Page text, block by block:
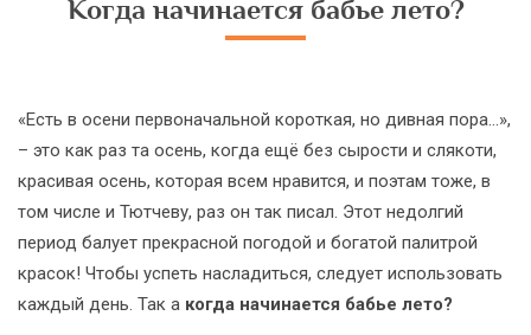
Когда начинается бабье лето?
«Есть в осени первоначальной короткая, но дивная пора…»,
– это как раз та осень, когда ещё без сырости и слякоти,
красивая осень, которая всем нравится, и поэтам тоже, в
том числе и Тютчеву, раз он так писал. Этот недолгий
период балует прекрасной погодой и богатой палитрой
красок! Чтобы успеть насладиться, следует использовать
каждый день. Так а когда начинается бабье лето?